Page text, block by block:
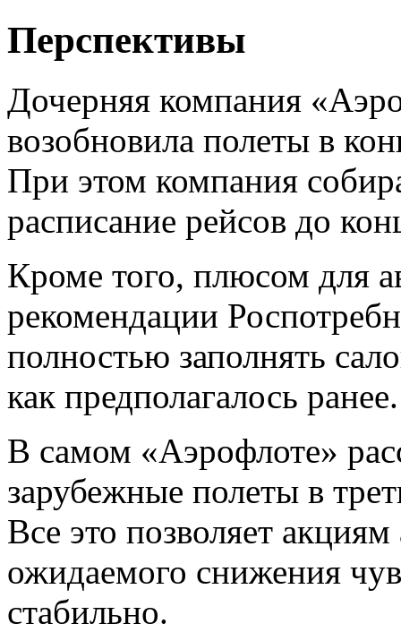
Перспективы
Дочерняя компания
возобновила полеты в
При этом компания
расписание рейсов до
Кроме того, плюсом для
рекомендации
полностью заполнять
как предполагалось ранее.
В самом «Аэрофлоте»
зарубежные полеты в
Все это позволяет
ожидаемого снижения
стабильно.